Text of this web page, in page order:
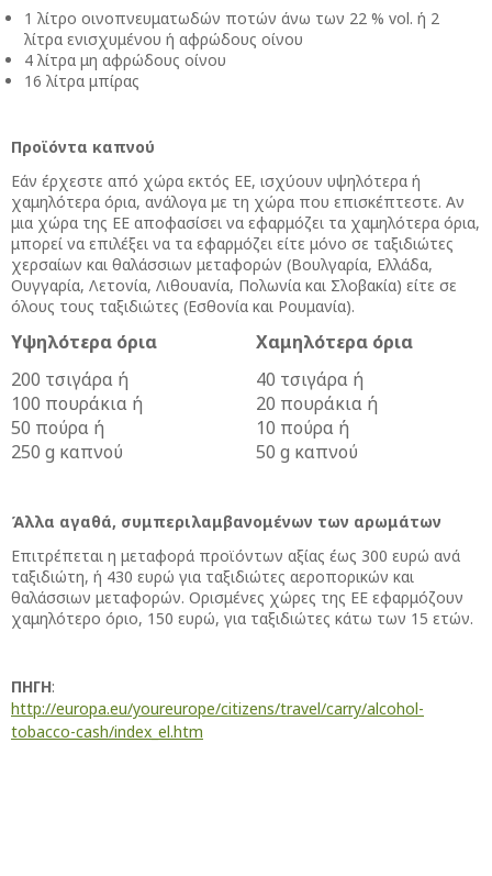
1 λίτρο οινοπνευματωδών ποτών άνω των 22 % vol. ή 2
λίτρα ενισχυμένου ή αφρώδους οίνου
4 λίτρα μη αφρώδους οίνου
16 λίτρα μπίρας
Προϊόντα καπνού
Εάν έρχεστε από χώρα εκτός ΕΕ, ισχύουν υψηλότερα ή
χαμηλότερα όρια, ανάλογα με τη χώρα που επισκέπτεστε. Αν
μια χώρα της ΕΕ αποφασίσει να εφαρμόζει τα χαμηλότερα όρια,
μπορεί να επιλέξει να τα εφαρμόζει είτε μόνο σε ταξιδιώτες
χερσαίων και θαλάσσιων μεταφορών (Βουλγαρία, Ελλάδα,
Ουγγαρία, Λετονία, Λιθουανία, Πολωνία και Σλοβακία) είτε σε
όλους τους ταξιδιώτες (Εσθονία και Ρουμανία).
Υψηλότερα όρια
Χαμηλότερα όρια
200 τσιγάρα ή
100 πουράκια ή
50 πούρα ή
250 g καπνού
40 τσιγάρα ή
20 πουράκια ή
10 πούρα ή
50 g καπνού
Άλλα αγαθά, συμπεριλαμβανομένων των αρωμάτων
Επιτρέπεται η μεταφορά προϊόντων αξίας έως 300 ευρώ ανά
ταξιδιώτη, ή 430 ευρώ για ταξιδιώτες αεροπορικών και
θαλάσσιων μεταφορών. Ορισμένες χώρες της ΕΕ εφαρμόζουν
χαμηλότερο όριο, 150 ευρώ, για ταξιδιώτες κάτω των 15 ετών.
ΠΗΓΗ:
http://europa.eu/youreurope/citizens/travel/carry/alcohol-
tobacco-cash/index_el.htm